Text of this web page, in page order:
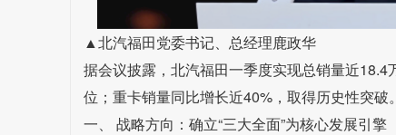
▲北汽福田党委书记、总经理鹿政华
据会议披露，北汽福田一季度实现总销量近
位；重卡销量同比增长近40%，取得历史性突破
一、 战略方向：确立“三大全面”为核心发展引擎